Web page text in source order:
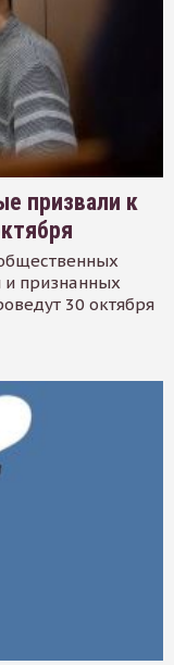
призвали к
и признанных
30 октября